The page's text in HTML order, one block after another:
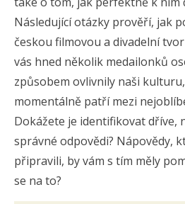
Následující otázky prověří, jak
českou filmovou a divadelní
vás hned několik medailonků
způsobem ovlivnily naši
momentálně patří mezi
Dokážete je identifikovat dříve,
správné odpovědi? Nápovědy,
připravili, by vám s tím měly
se na to?